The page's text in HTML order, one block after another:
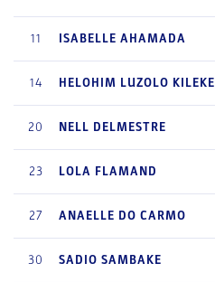
11 ISABELLE AHAMADA
14 HELOHIM LUZOLO KILEKE
20 NELL DELMESTRE
23 LOLA FLAMAND
27 ANAELLE DO CARMO
30 SADIO SAMBAKE